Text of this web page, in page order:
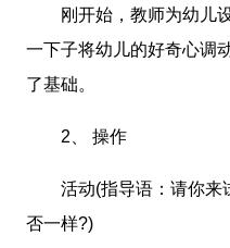
刚开始，教师为幼儿设
一下子将幼儿的好奇心调
了基础。
2、 操作
活动(指导语：请你来
否一样?)